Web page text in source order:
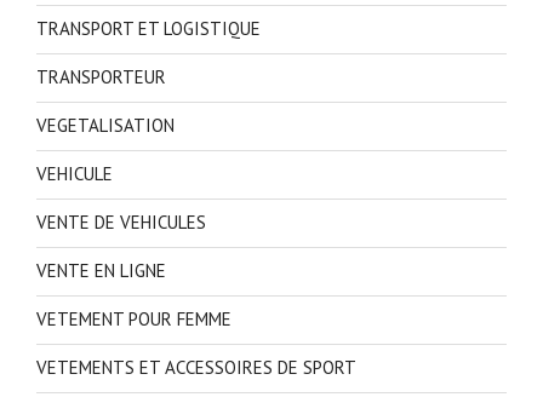
TRANSPORT ET LOGISTIQUE
TRANSPORTEUR
VEGETALISATION
VEHICULE
VENTE DE VEHICULES
VENTE EN LIGNE
VETEMENT POUR FEMME
VETEMENTS ET ACCESSOIRES DE SPORT